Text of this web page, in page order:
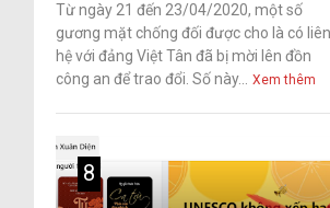
Từ ngày 21 đến 23/04/2020, một số
gương mặt chống đối được cho là có liên
hệ với đảng Việt Tân đã bị mời lên đồn
công an để trao đổi. Số này...
Xem thêm
8